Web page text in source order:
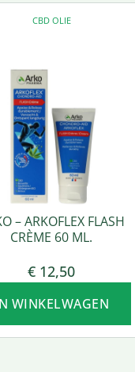
CBD OLIE
– ARKOFLEX FLASH
CRÈME 60 ML.
€ 12,50
WINKELWAGEN